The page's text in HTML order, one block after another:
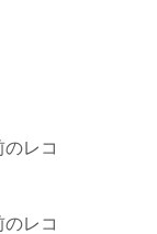
のレコ
のレコ